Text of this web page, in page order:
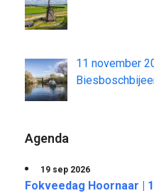
11 november
Agenda
19 sep 2026
Fokveedag Hoornaar |